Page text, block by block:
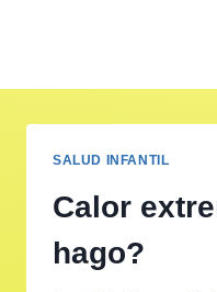
SALUD INFANTIL
Calor
hago?